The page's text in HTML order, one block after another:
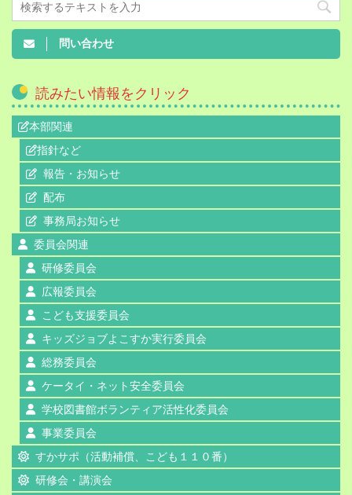
問い合わせ
読みたい情報をクリック
本部関連
指針など
報告・お知らせ
配布
事務局お知らせ
委員会関連
研修委員会
広報委員会
こども支援委員会
キッズジョブよこすか実行委員会
総務委員会
ケータイ・ネット安全委員会
学校図書館ボランティア活性化委員会
事業委員会
すかサポ（活動補償、こども１１０番）
研修会・講演会